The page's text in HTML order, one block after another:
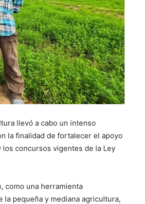
llevó a cabo un intenso
la finalidad de fortalecer el apoyo
concursos vigentes de la Ley
como una herramienta
pequeña y mediana agricultura,